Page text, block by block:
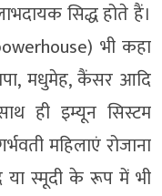
सिद्ध होते हैं।
भी कहा
मधुमेह, कैंसर आदि
ही इम्यून सिस्टम
महिलाएं रोजाना
स्मूदी के रूप में भी